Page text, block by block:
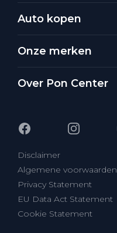
Auto kopen
Onze merken
Over Pon Center
Disclaimer
Algemene voorwaarden
Privacy Statement
EU Data Act Statement
Cookie Statement